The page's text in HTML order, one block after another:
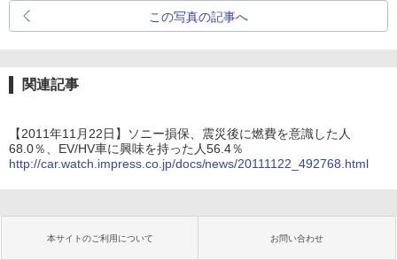
この写真の記事へ
関連記事
【2011年11月22日】ソニー損保、震災後に燃費を意識した人
68.0％、EV/HV車に興味を持った人56.4％
http://car.watch.impress.co.jp/docs/news/20111122_492768.html
本サイトのご利用について お問い合わせ